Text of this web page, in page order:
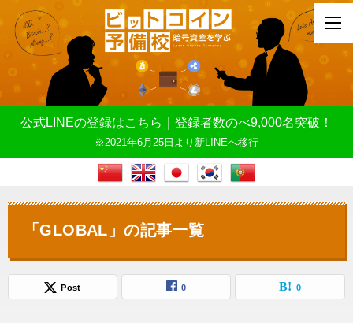
公式LINEの登録はこちら｜登録者数のべ9,000名突破！
※2021年6月25日より新LINEへ移行
「GLOBAL」の記事一覧
Post 0 0